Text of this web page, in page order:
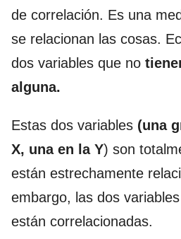
de correlación. Es una
se relacionan las cosas.
dos variables que no
alguna.
Estas dos variables (una
X, una en la Y) son
están estrechamente
embargo, las dos
están correlacionadas.